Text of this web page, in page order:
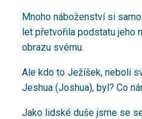
Mnoho náboženství si
let přetvořila podstatu jeho
obrazu svému.
Ale kdo to Ježíšek, neboli
Jeshua (Joshua), byl? Co
Jako lidské duše jsme se